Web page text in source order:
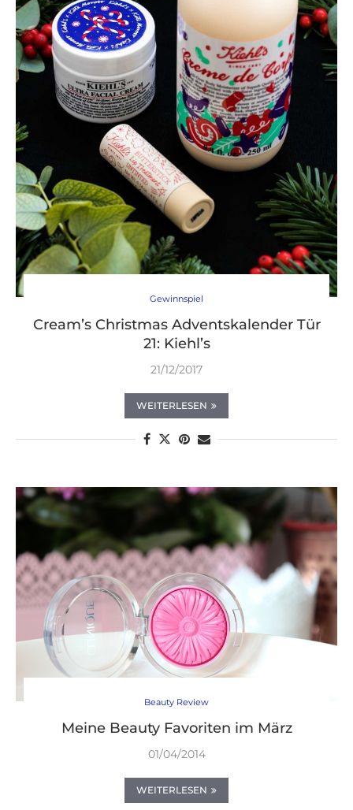
Gewinnspiel
Cream’s Christmas Adventskalender Tür
21: Kiehl’s
21/12/2017
WEITERLESEN
Beauty Review
Meine Beauty Favoriten im März
01/04/2014
WEITERLESEN